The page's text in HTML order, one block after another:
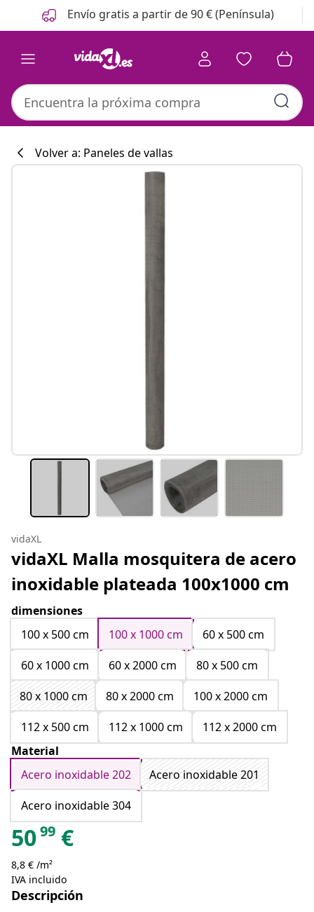
Anterior
Siguiente Envío gratis a partir de 90 € (Península)
Volver a: Paneles de vallas
vidaXL
vidaXL Malla mosquitera de acero
inoxidable plateada 100x1000 cm
dimensiones
100 x 500 cm
100 x 1000 cm
60 x 500 cm
60 x 1000 cm
60 x 2000 cm
80 x 500 cm
80 x 1000 cm
80 x 2000 cm
100 x 2000 cm
112 x 500 cm
112 x 1000 cm
112 x 2000 cm
Material
Acero inoxidable 202
Acero inoxidable 201
Acero inoxidable 304
5099 €
8,8 € /m²
IVA incluido
Descripción